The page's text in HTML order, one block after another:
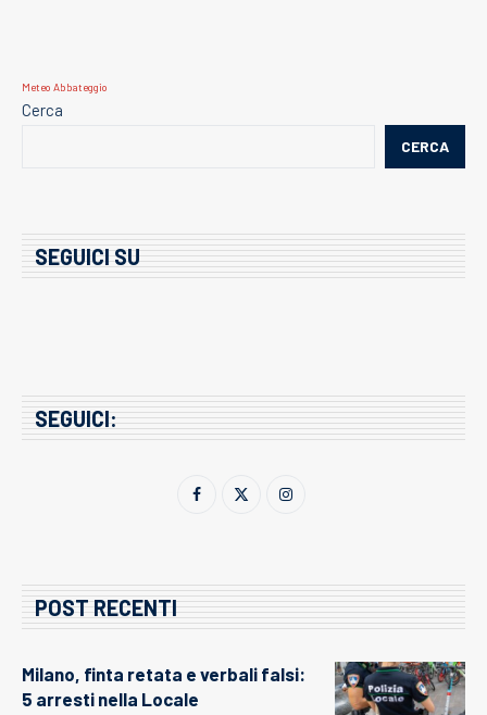
Meteo Abbateggio
Cerca
CERCA
SEGUICI SU
SEGUICI:
POST RECENTI
Milano, finta retata e verbali falsi:
5 arresti nella Locale